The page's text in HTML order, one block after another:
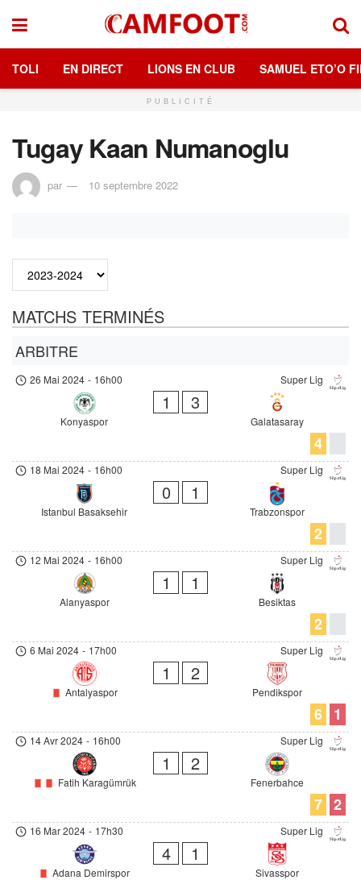
TOLI EN DIRECT LIONS EN CLUB SAMUEL ETO’O
PUBLICITÉ
Tugay Kaan Numanoglu
par 10 septembre 2022
MATCHS TERMINÉS
ARBITRE
Super Lig
26 Mai 2024 - 16h00
Konyaspor
1 3
Galatasaray
4
Super Lig
18 Mai 2024 - 16h00
Istanbul Basaksehir
0 1
Trabzonspor
2
Super Lig
12 Mai 2024 - 16h00
Alanyaspor
1 1
Besiktas
2
Super Lig
6 Mai 2024 - 17h00
Antalyaspor
1 2
Pendikspor
6 1
Super Lig
14 Avr 2024 - 16h00
Fatih Karagümrük
1 2
Fenerbahce
7 2
Super Lig
16 Mar 2024 - 17h30
Adana Demirspor
4 1
Sivasspor